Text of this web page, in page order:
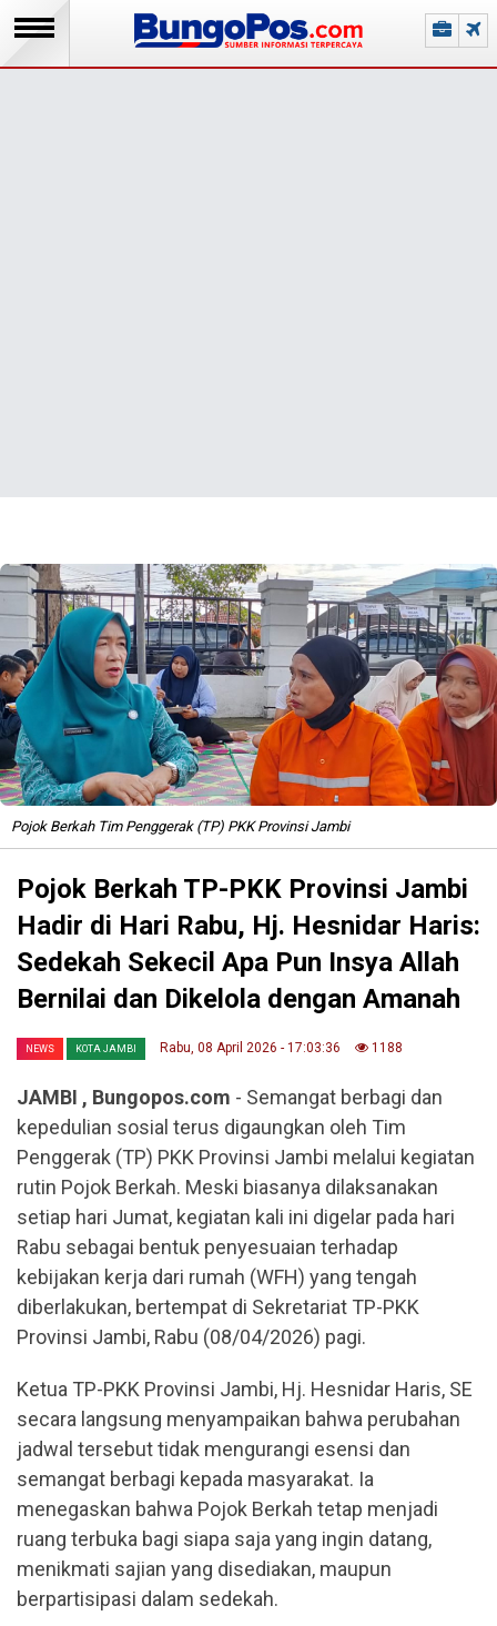
Pojok Berkah Tim Penggerak (TP) PKK Provinsi Jambi
Pojok Berkah TP-PKK Provinsi Jambi
Hadir di Hari Rabu, Hj. Hesnidar Haris:
Sedekah Sekecil Apa Pun Insya Allah
Bernilai dan Dikelola dengan Amanah
NEWS KOTA JAMBI Rabu, 08 April 2026 - 17:03:36 1188
JAMBI , Bungopos.com - Semangat berbagi dan
kepedulian sosial terus digaungkan oleh Tim
Penggerak (TP) PKK Provinsi Jambi melalui kegiatan
rutin Pojok Berkah. Meski biasanya dilaksanakan
setiap hari Jumat, kegiatan kali ini digelar pada hari
Rabu sebagai bentuk penyesuaian terhadap
kebijakan kerja dari rumah (WFH) yang tengah
diberlakukan, bertempat di Sekretariat TP-PKK
Provinsi Jambi, Rabu (08/04/2026) pagi.
Ketua TP-PKK Provinsi Jambi, Hj. Hesnidar Haris, SE
secara langsung menyampaikan bahwa perubahan
jadwal tersebut tidak mengurangi esensi dan
semangat berbagi kepada masyarakat. Ia
menegaskan bahwa Pojok Berkah tetap menjadi
ruang terbuka bagi siapa saja yang ingin datang,
menikmati sajian yang disediakan, maupun
berpartisipasi dalam sedekah.